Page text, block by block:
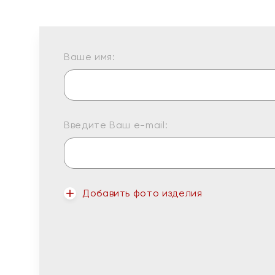
Ваше имя:
Введите Ваш e-mail:
Добавить фото изделия